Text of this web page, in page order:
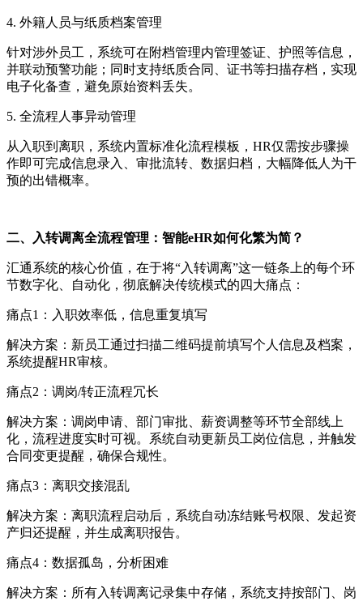
4. 外籍人员与纸质档案管理
针对涉外员工，系统可在附档管理内管理签证、护照等信息，
并联动预警功能；同时支持纸质合同、证书等扫描存档，实现
电子化备查，避免原始资料丢失。
5. 全流程人事异动管理
从入职到离职，系统内置标准化流程模板， HR仅需按步骤操
作即可完成信息录入、审批流转、数据归档，大幅降低人为干
预的出错概率。
二、入转调离全流程管理：智能eHR如何化繁为简？
汇通系统的核心价值，在于将“入转调离”这一链条上的每个环
节数字化、自动化，彻底解决传统模式的四大痛点：
痛点1：入职效率低，信息重复填写
解决方案：新员工通过扫描二维码提前填写个人信息及档案，
系统提醒HR审核。
痛点2：调岗/转正流程冗长
解决方案：调岗申请、部门审批、薪资调整等环节全部线上
化，流程进度实时可视。系统自动更新员工岗位信息，并触发
合同变更提醒，确保合规性。
痛点3：离职交接混乱
解决方案：离职流程启动后，系统自动冻结账号权限、发起资
产归还提醒，并生成离职报告。
痛点4：数据孤岛，分析困难
解决方案：所有入转调离记录集中存储，系统支持按部门、岗